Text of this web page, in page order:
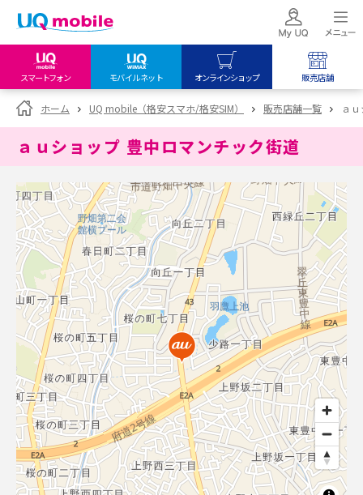
スマートフォン モバイルネット オンラインショップ 販売店舗
my UQ WiMAX
UQ WiMAX ご契約の方
My UQ mobile
UQ mobile
データチャージサイト
UQ mobile
オンラインショップ
UQ WiMAX
UQ mobile
販売店舗
UQ WiMAX
ホーム UQ mobile（格安スマホ/格安SIM） 販売店舗一覧 ａ
ａｕショップ 豊中ロマンチック街道